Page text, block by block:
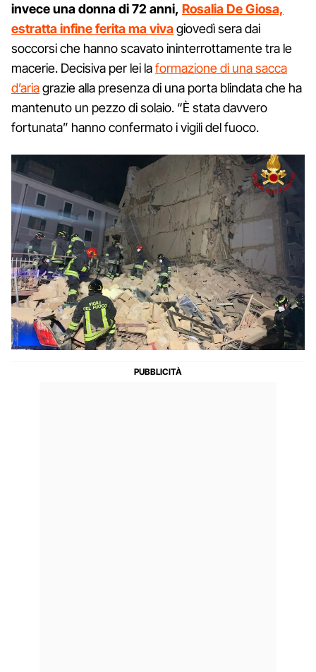
invece una donna di 72 anni, Rosalia De Giosa,
estratta infine ferita ma vivagiovedì sera dai
soccorsi che hanno scavato ininterrottamente tra le
macerie. Decisiva per lei laformazione di una sacca
d’ariagrazie alla presenza di una porta blindata che ha
mantenuto un pezzo di solaio. “È stata davvero
fortunata” hanno confermato i vigili del fuoco.